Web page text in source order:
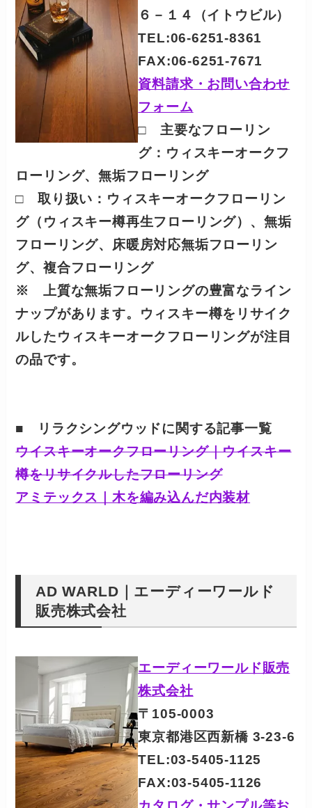
６－１４（イトウビル）
TEL:06-6251-8361
FAX:06-6251-7671
資料請求・お問い合わせ
フォーム
□ 主要なフローリン
グ： ウィスキーオークフ
ローリング、無垢フローリング
□ 取り扱い：ウィスキーオークフローリン
グ（ウィスキー樽再生フローリング）、無垢
フローリング、床暖房対応無垢フローリン
グ、複合フローリング
※ 上質な無垢フローリングの豊富なライン
ナップがあります。ウィスキー樽をリサイク
ルしたウィスキーオークフローリングが注目
の品です。
■ リラクシングウッドに関する記事一覧
ウイスキーオークフローリング｜ウイスキー
樽をリサイクルしたフローリング
アミテックス｜木を編み込んだ内装材
AD WARLD｜エーディーワールド
販売株式会社
エーディーワールド販売
株式会社
〒105-0003
東京都港区西新橋 3-23-6
TEL:03-5405-1125
FAX:03-5405-1126